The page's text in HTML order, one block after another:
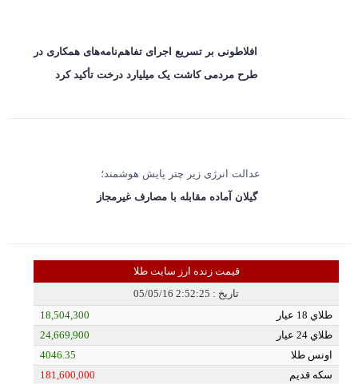
افلاطونی بر تسریع اجرای تفاهم‌نامه‌های همکاری در
طرح مردمی کاشت یک میلیارد درخت تأکید کرد
عدالت انرژی زیر چتر پایش هوشمند؛
گیلان آماده مقابله با مصارف غیرمجاز